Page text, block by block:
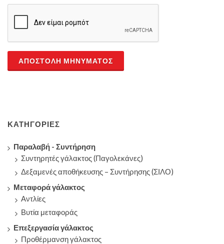
ΑΠΟΣΤΟΛΉ ΜΗΝΎΜΑΤΟΣ
ΚΑΤΗΓΟΡΊΕΣ
Παραλαβή - Συντήρηση
Συντηρητές γάλακτος (Παγολεκάνες)
Δεξαμενές αποθήκευσης – Συντήρησης (ΣΙΛΟ)
Μεταφορά γάλακτος
Αντλίες
Βυτία μεταφοράς
Επεξεργασία γάλακτος
Προθέρμανση γάλακτος